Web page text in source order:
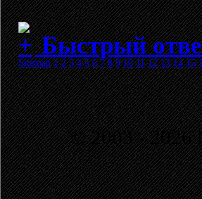
Быстрый
Sitemap 1 2 3 4 5 6 7 8 9 10 11 12 13 14 15
© 2003 - 2026